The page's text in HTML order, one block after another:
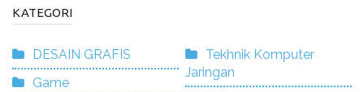
KATEGORI
DESAIN GRAFIS
Game
Tekhnik Komputer
Jaringan